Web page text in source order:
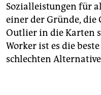
Sozialleistungen für
einer der Gründe, die
Outlier in die Karten
Worker ist es die
schlechten